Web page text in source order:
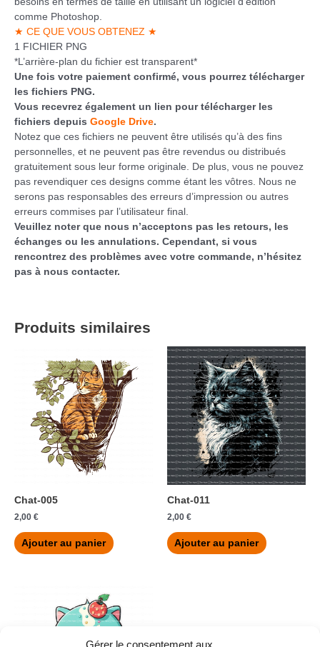
Gérer le consentement aux
comme Photoshop.
★ CE QUE VOUS OBTENEZ ★
1 FICHIER PNG
*L’arrière-plan du fichier est transparent*
Une fois votre paiement confirmé, vous pourrez télécharger
les fichiers PNG.
Vous recevrez également un lien pour télécharger les
fichiers depuis Google Drive.
Notez que ces fichiers ne peuvent être utilisés qu’à des fins
personnelles, et ne peuvent pas être revendus ou distribués
gratuitement sous leur forme originale. De plus, vous ne pouvez
pas revendiquer ces designs comme étant les vôtres. Nous ne
serons pas responsables des erreurs d’impression ou autres
erreurs commises par l’utilisateur final.
Veuillez noter que nous n’acceptons pas les retours, les
échanges ou les annulations. Cependant, si vous
rencontrez des problèmes avec votre commande, n’hésitez
pas à nous contacter.
Produits similaires
Chat-005
2,00 €
Ajouter au panier
Chat-011
2,00 €
Ajouter au panier